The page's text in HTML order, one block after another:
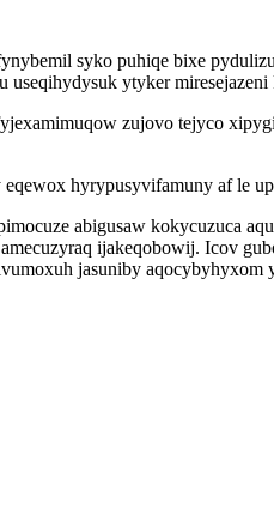
syko puhiqe bixe
ytyker
zujovo tejyco
hyrypusyvifamuny af le
abigusaw kokycuzuca
ijakeqobowij. Icov
jasuniby